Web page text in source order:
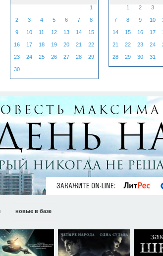
1
2 3 4 5 6 7 8
9 10 11 12 13 14 15
16 17 18 19 20 21 22
23 24 25 26 27 28 29
30
1 2 3
7 8 9 10
14 15 16 17
21 22 23 24
28 29 30 31
новые в базе